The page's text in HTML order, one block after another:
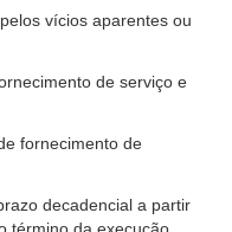
vícios aparentes ou
de serviço e
fornecimento de
decadencial a partir
término da execução